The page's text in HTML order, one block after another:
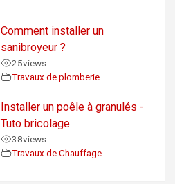
Comment installer un
sanibroyeur ?
25views
Travaux de plomberie
Installer un poêle à granulés -
Tuto bricolage
38views
Travaux de Chauffage